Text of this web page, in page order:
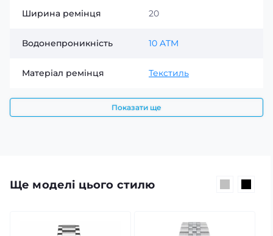
Ширина ремінця 20
Водонепроникність 10 ATM
Матеріал ремінця Текстиль
Показати ще
Ще моделі цього стилю